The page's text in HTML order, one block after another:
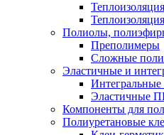
Полиолы,
Преполимеры
Сложные
Эластичные и
Эластичные
Компоненты для
Полиуретановые